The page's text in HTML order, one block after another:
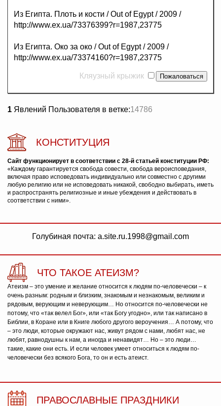
Из Египта. Плоть и кости / Out of Egypt / 2009 /
http://www.ex.ua/73376399?r=1987,23775
Из Египта. Око за око / Out of Egypt / 2009 /
http://www.ex.ua/73374160?r=1987,23775
Кляузный крыжик
1 Явлений Пользователя в ветке:14786
КОНСТИТУЦИЯ
Сайт функционирует в соответствии с 28-й статьей конституции РФ:
«Каждому гарантируется свобода совести, свобода вероисповедания,
включая право исповедовать индивидуально или совместно с другими
любую религию или не исповедовать никакой, свободно выбирать, иметь
и распространять религиозные и иные убеждения и действовать в
соответствии с ними».
Голубиная почта: a.site.ru.1998@gmail.com
ЧТО ТАКОЕ АТЕИЗМ?
Атеизм – это умение и желание относится к людям по-человечески – к
очень разным: родным и близким, знакомым и незнакомым, великим и
рядовым, верующим и неверующим… Но относится по-человечески не
потому, что «так велел Бог», или «так Богу угодно», или так написано в
Библии, в Коране или в Книге любого другого вероучения… А потому, что
– это люди, которые окружают нас, живут рядом с нами, любят нас, не
любят, равнодушны к нам, а иногда и ненавидят… Но – это люди…
такие, какие они есть. И если человек умеет относиться к людям по-
человечески без всякого Бога, то он и есть атеист.
ПРАВОСЛАВНЫЕ ПРАЗДНИКИ